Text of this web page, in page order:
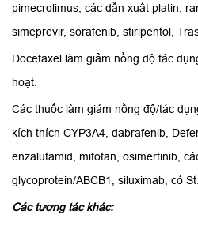
pimecrolimus, các dẫn xuất platin,
simeprevir, sorafenib, stiripentol,
Docetaxel làm giảm nồng độ tác
hoạt.
Các thuốc làm giảm nồng độ/tác
kích thích CYP3A4, dabrafenib,
enzalutamid, mitotan, osimertinib,
glycoprotein/ABCB1, siluximab, cỏ
Các tương tác khác: